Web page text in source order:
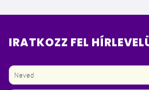
IRATKOZZ FEL